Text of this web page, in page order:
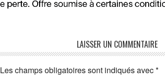
LAISSER UN COMMENTAIRE
Les champs obligatoires sont indiqués avec*